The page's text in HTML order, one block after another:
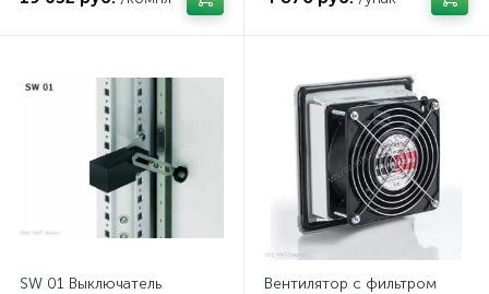
SW 01 Выключатель
Вентилятор с фильтром